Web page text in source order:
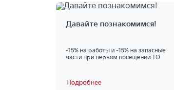
Давайте познакомимся!
-15% на работы и -15% на запасные
части при первом посещении ТО
Подробнее